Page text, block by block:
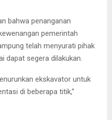
bahwa penanganan
pemerintah
telah menyurati pihak
dapat segera dilakukan.
ekskavator untuk
di beberapa titik,”